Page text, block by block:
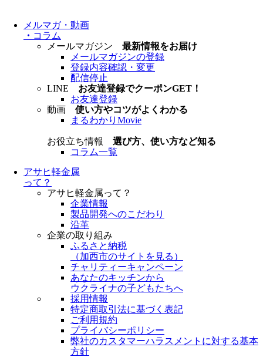
メルマガ・動画
・ コラム
メールマガジン 最新情報をお届け
メールマガジンの登録
登録内容確認・変更
配信停止
LINE お友達登録でクーポンGET！
お友達登録
動画 使い方やコツがよくわかる
まるわかりMovie
お役立ち情報 選び方、使い方など知る
コラム一覧
アサヒ軽金属
って？
アサヒ軽金属って？
企業情報
製品開発へのこだわり
沿革
企業の取り組み
ふるさと納税
（加西市のサイトを見る ）
チャリティーキャンペーン
あなたのキッチンから
ウクライナの子どもたちへ
採用情報
特定商取引法に基づく表記
ご利用規約
プライバシーポリシー
弊社のカスタマーハラスメントに対する基本
方針